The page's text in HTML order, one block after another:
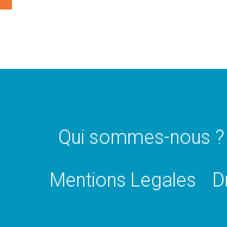
07.08.2026
le
Qui sommes-nous ?
Mentions Legales